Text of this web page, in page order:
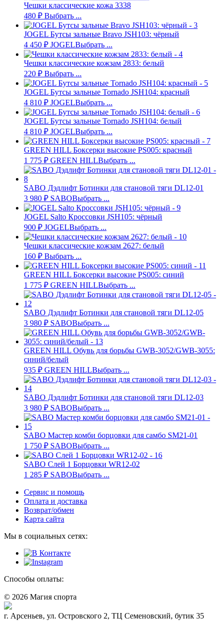
Чешки классические кожа 3338
480 ₽ Выбрать ...
JOGEL Бутсы зальные Bravo JSH103: чёрный
4 450 ₽ JOGELВыбрать ...
Чешки классические кожзам 2833: белый
220 ₽ Выбрать ...
JOGEL Бутсы зальные Tornado JSH104: красный
4 810 ₽ JOGELВыбрать ...
JOGEL Бутсы зальные Tornado JSH104: белый
4 810 ₽ JOGELВыбрать ...
GREEN HILL Боксерки высокие PS005: красный
1 775 ₽ GREEN HILLВыбрать ...
SABO Дэдлифт Ботинки для становой тяги DL12-01
3 980 ₽ SABOВыбрать ...
JOGEL Salto Кроссовки JSH105: чёрный
900 ₽ JOGELВыбрать ...
Чешки классические кожзам 2627: белый
160 ₽ Выбрать ...
GREEN HILL Боксерки высокие PS005: синий
1 775 ₽ GREEN HILLВыбрать ...
SABO Дэдлифт Ботинки для становой тяги DL12-05
3 980 ₽ SABOВыбрать ...
GREEN HILL Обувь для борьбы GWB-3052/GWB-3055:
синий/белый
935 ₽ GREEN HILLВыбрать ...
SABO Дэдлифт Ботинки для становой тяги DL12-03
3 980 ₽ SABOВыбрать ...
SABO Мастер комби борцовки для самбо SM21-01
1 750 ₽ SABOВыбрать ...
SABO Слей 1 Борцовки WR12-02
1 285 ₽ SABOВыбрать ...
Сервис и помощь
Оплата и доставка
Возврат/обмен
Карта сайта
Мы в социальных сетях:
Способы оплаты:
© 2026 Магия спорта
г. Арсеньев, ул. Островского 2, ТЦ Семеновский, бутик 35